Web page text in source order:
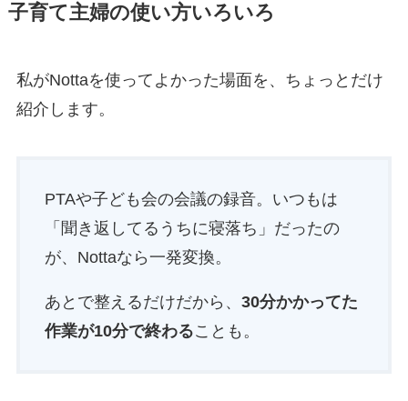
子育て主婦の使い方いろいろ
私がNottaを使ってよかった場面を、ちょっとだけ
紹介します。
PTAや子ども会の会議の録音。いつもは
「聞き返してるうちに寝落ち」だったの
が、Nottaなら一発変換。
あとで整えるだけだから、 30分かかってた
作業が10分で終わることも。